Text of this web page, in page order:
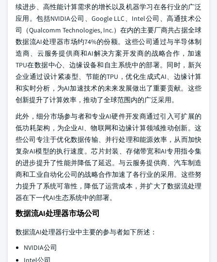
续进步、高性能计算需求的增长以及机器学习在各行业的广泛
应用。包括NVIDIA公司、Google LLC、Intel公司、高通技术公
司（Qualcomm Technologies, Inc.）在内的主要厂商共占据全球
数据流AI处理器市场约74%的份额。这些公司通过与半导体制
造商、云服务提供商和AI解决方案开发商的战略合作，加速
TPU在数据中心、边缘设备和自主系统中的部署。同时，新兴
企业通过设计紧凑型、节能的TPU，优化生成式AI、边缘计算
和实时分析，为AI加速技术的未来发展做出了重要贡献。这些
创新提升了计算效率，推动了全球范围内的广泛采用。
此外，细分市场参与者和专业AI硬件开发商通过引入可扩展的
低功耗架构，为企业AI、物联网和边缘计算领域推动创新。这
些公司专注于优化数据传输、并行处理和能源效率，从而加快
复杂AI模型的执行速度。芯片封装、存储带宽和AI专用指令集
的进步提升了性能并降低了延迟。与云服务提供商、汽车制造
商和工业自动化公司的战略合作加速了各行业的采用。这些努
力提升了系统可靠性，降低了运营成本，并扩大了数据流处理
器在下一代AI生态系统中的部署。
数据流AI处理器市场公司
数据流AI处理器行业中主要的参与者如下所述：
NVIDIA公司
Intel公司